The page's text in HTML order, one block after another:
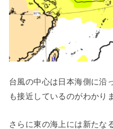
台風の中心は日本海側に沿
も接近しているのがわかり
さらに東の海上には新たな